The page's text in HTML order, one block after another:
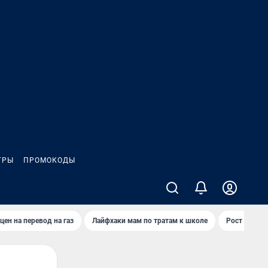
ПРОМОКОДЫ
на перевод на газ Лайфхаки мам по тратам к школе Рост цен на